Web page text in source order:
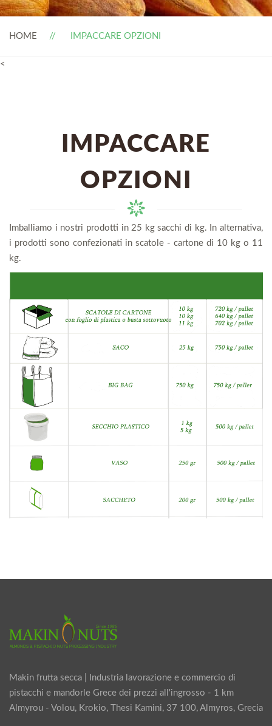
HOME IMPACCARE OPZIONI
<
IMPACCARE
OPZIONI
Imballiamo i nostri prodotti in 25 kg sacchi di kg. In alternativa,
i prodotti sono confezionati in scatole - cartone di 10 kg o 11
kg.
Makin frutta secca | Industria lavorazione e commercio di
pistacchi e mandorle Grece dei prezzi all'ingrosso - 1 km
Almyrou - Volou, Krokio, Thesi Kamini, 37 100, Almyros, Grecia